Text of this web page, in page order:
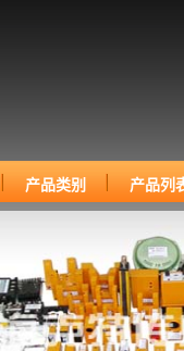
产品类别 产品列